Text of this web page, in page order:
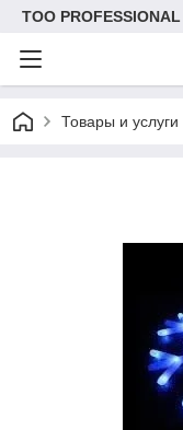
ТОО
Товары и услуги